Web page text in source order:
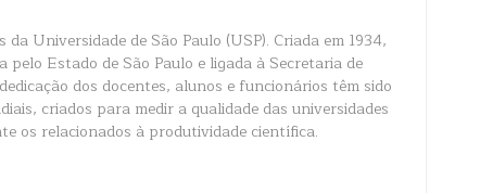
Universidade de São Paulo (USP). Criada em 1934,
Estado de São Paulo e ligada à Secretaria de
dos docentes, alunos e funcionários têm sido
criados para medir a qualidade das universidades
os relacionados à produtividade científica.